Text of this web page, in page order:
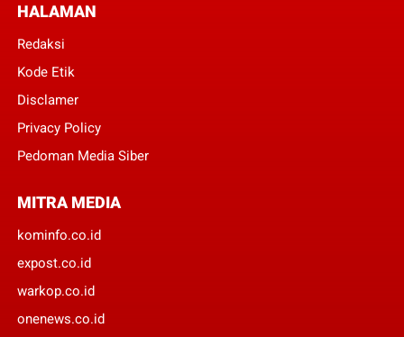
HALAMAN
Redaksi
Kode Etik
Disclamer
Privacy Policy
Pedoman Media Siber
MITRA MEDIA
kominfo.co.id
expost.co.id
warkop.co.id
onenews.co.id